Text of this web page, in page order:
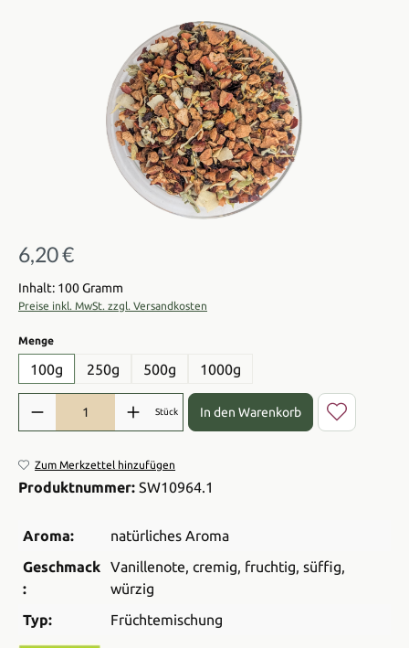
Bildergalerie überspringen
Regulärer Preis:
6,20 €
Inhalt: 100 Gramm
Preise inkl. MwSt. zzgl. Versandkosten
Mengeauswählen
100g 250g 500g 1000g
Produkt Anzahl: Gib den gewünschten Wert ein oder benutze die
Stück In den Warenkorb
Zum Merkzettel hinzufügen
Produktnummer: SW10964.1
Aroma:
natürliches Aroma
Geschmack
:
Vanillenote, cremig, fruchtig, süffig,
würzig
Typ:
Früchtemischung